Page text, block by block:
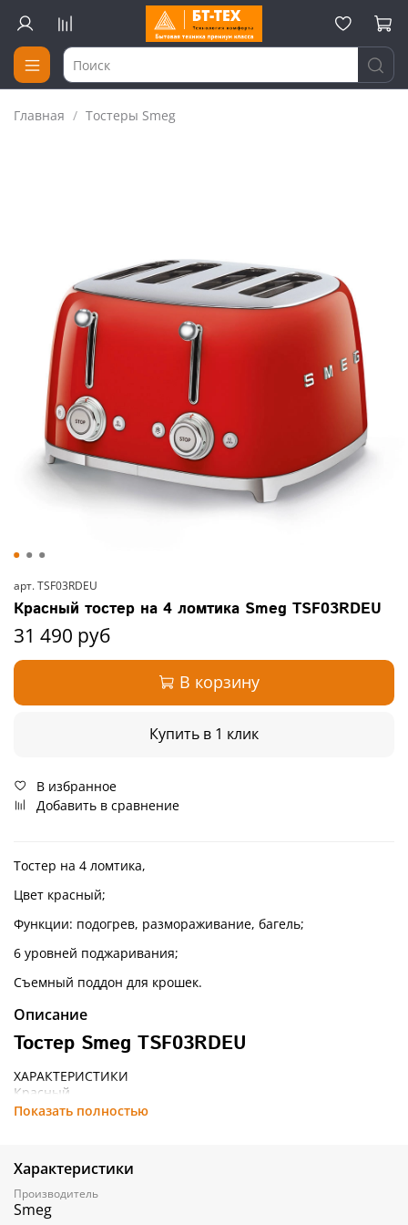
Главная Тостеры Smeg
арт. TSF03RDEU
Красный тостер на 4 ломтика Smeg TSF03RDEU
31 490 руб
В корзину
Купить в 1 клик
В избранное
Добавить в сравнение
Тостер на 4 ломтика,
Цвет красный;
Функции: подогрев, размораживание, багель;
6 уровней поджаривания;
Съемный поддон для крошек.
Описание
Тостер Smeg TSF03RDEU
ХАРАКТЕРИСТИКИ
Красный
Корпус из нержавеющей стали
Автоматическая центровка ломтиков
6 уровней поджаривания
Показать полностью
Характеристики
Производитель
Smeg